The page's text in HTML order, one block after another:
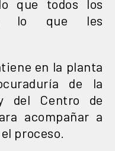
que todos los
lo que les
en la planta
de la
del Centro de
acompañar a
proceso.